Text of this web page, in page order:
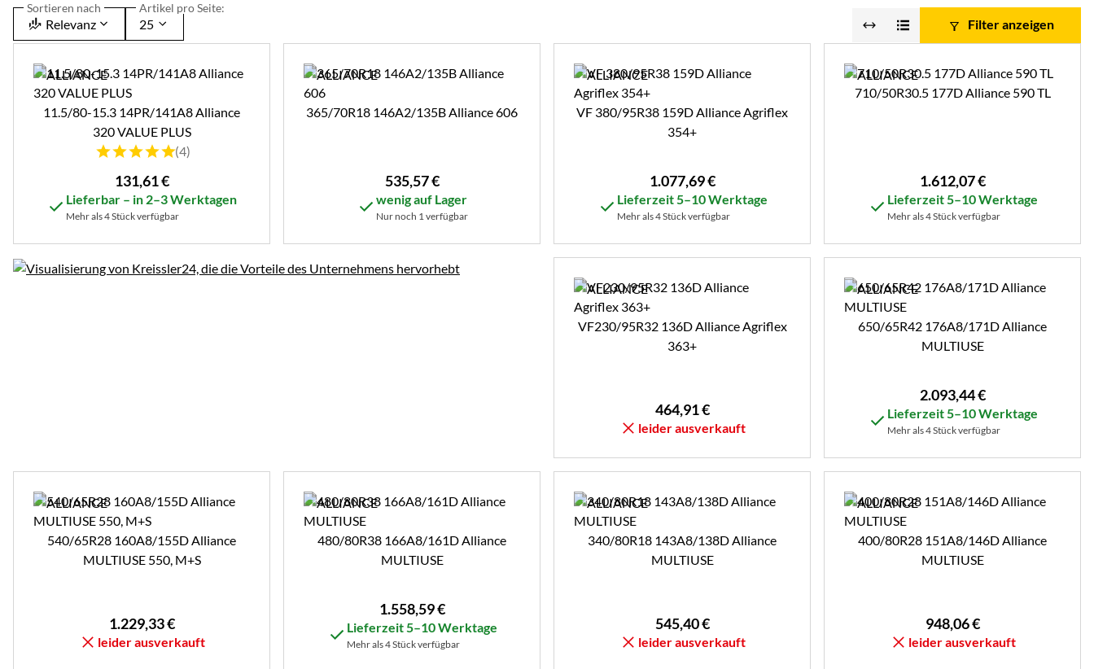
Filter anzeigen
Sortieren nach
Relevanz
Artikel pro Seite:
25
11.5/80-15.3 14PR/141A8 Alliance
320 VALUE PLUS
Bewertung: 5 von 5 (4 Bewertungen)
(4)
131,61€
Lieferbar – in 2–3 Werktagen
Mehr als 4 Stück verfügbar
365/70R18 146A2/135B Alliance 606
535,57€
wenig auf Lager
Nur noch 1 verfügbar
VF 380/95R38 159D Alliance Agriflex
354+
1.077,69€
Lieferzeit 5–10 Werktage
Mehr als 4 Stück verfügbar
710/50R30.5 177D Alliance 590 TL
1.612,07€
Lieferzeit 5–10 Werktage
Mehr als 4 Stück verfügbar
VF230/95R32 136D Alliance Agriflex
363+
464,91€
leider ausverkauft
650/65R42 176A8/171D Alliance
MULTIUSE
2.093,44€
Lieferzeit 5–10 Werktage
Mehr als 4 Stück verfügbar
540/65R28 160A8/155D Alliance
MULTIUSE 550, M+S
1.229,33€
leider ausverkauft
480/80R38 166A8/161D Alliance
MULTIUSE
1.558,59€
Lieferzeit 5–10 Werktage
Mehr als 4 Stück verfügbar
340/80R18 143A8/138D Alliance
MULTIUSE
545,40€
leider ausverkauft
400/80R28 151A8/146D Alliance
MULTIUSE
948,06€
leider ausverkauft